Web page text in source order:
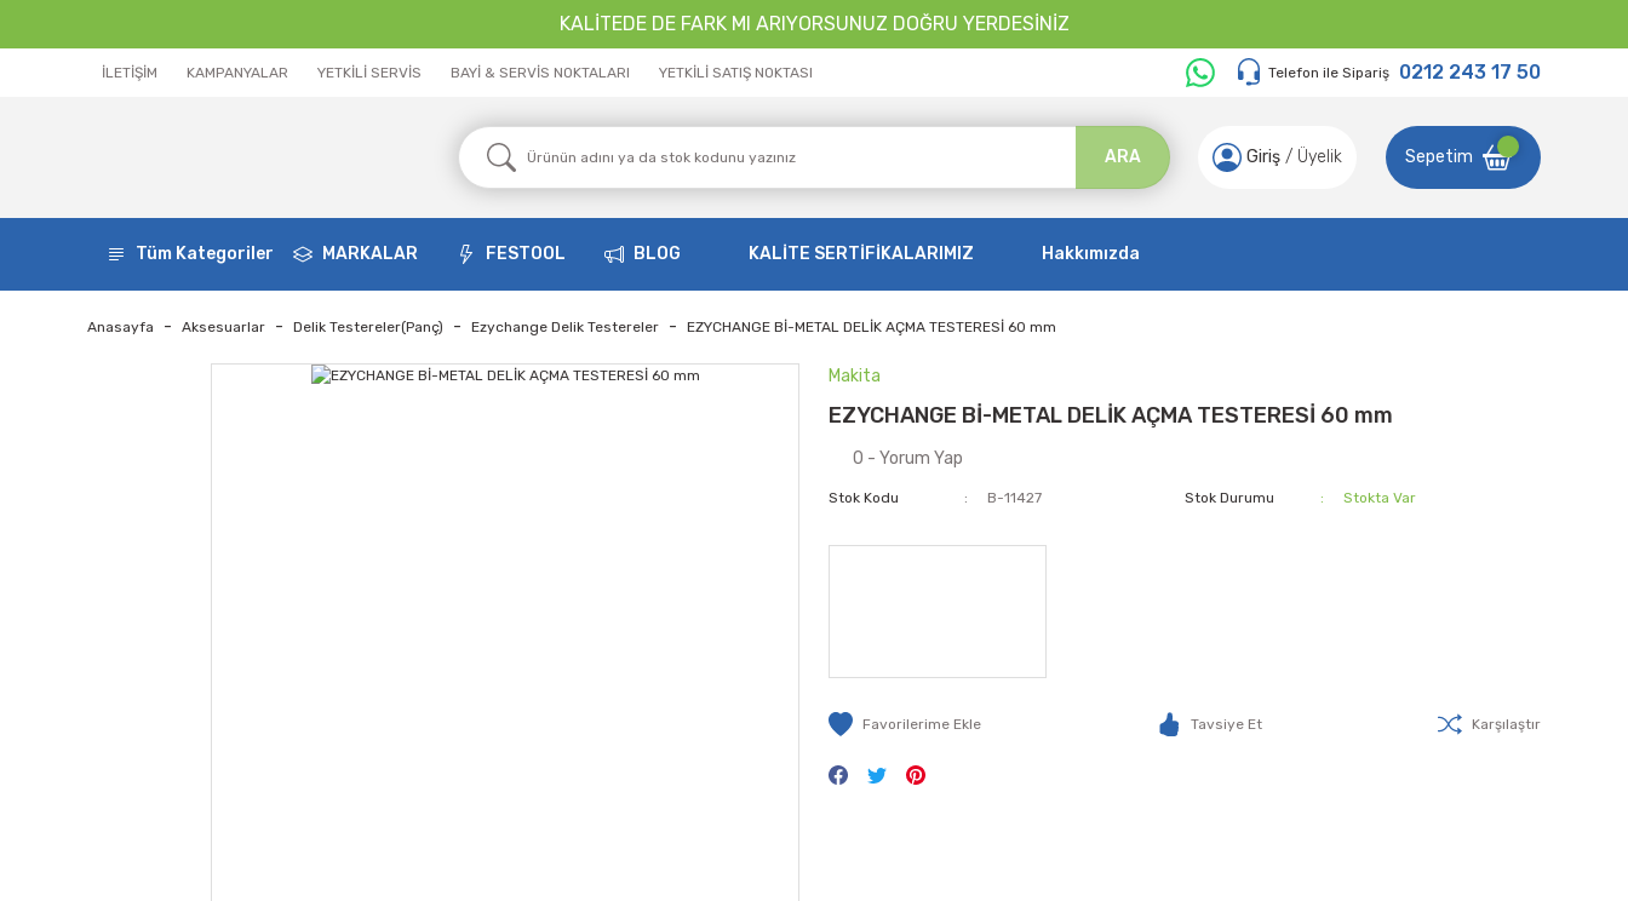
KALİTEDE DE FARK MI ARIYORSUNUZ DOĞRU YERDESİNİZ
İLETİŞİM KAMPANYALAR YETKİLİ SERVİS BAYİ & SERVİS NOKTALARI YETKİLİ SATIŞ NOKTASI Telefon ile Sipariş 0212 243 17 50
ARA Giriş / Üyelik Sepetim
Tüm Kategoriler MARKALAR FESTOOL BLOG KALİTE SERTİFİKALARIMIZ Hakkımızda
Anasayfa Aksesuarlar Delik Testereler(Panç) Ezychange Delik Testereler EZYCHANGE Bİ-METAL DELİK AÇMA TESTERESİ 60 mm
Makita
EZYCHANGE Bİ-METAL DELİK AÇMA TESTERESİ 60 mm
0 - Yorum Yap
Stok Kodu B-11427 Stok Durumu Stokta Var
Tavsiye Et Karşılaştır